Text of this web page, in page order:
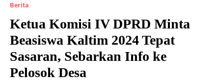
Berita
Ketua Komisi IV DPRD Minta
Beasiswa Kaltim 2024 Tepat
Sasaran, Sebarkan Info ke
Pelosok Desa